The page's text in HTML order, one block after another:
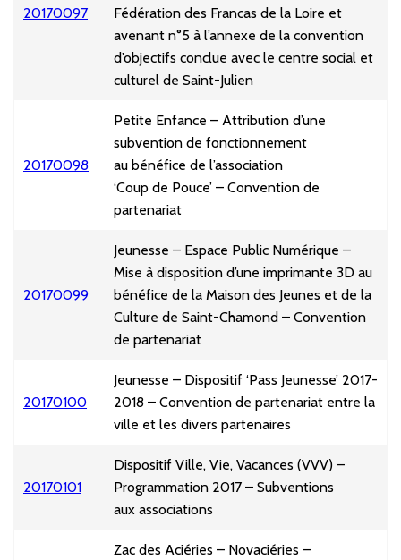
20170097
Fédération des Francas de la Loire et
avenant n°5 à l’annexe de la convention
d’objectifs conclue avec le centre social et
culturel de Saint-Julien
20170098
Petite Enfance – Attribution d’une
subvention de fonctionnement
au bénéfice de l’association
‘Coup de Pouce’ – Convention de
partenariat
20170099
Jeunesse – Espace Public Numérique –
Mise à disposition d’une imprimante 3D au
bénéfice de la Maison des Jeunes et de la
Culture de Saint-Chamond – Convention
de partenariat
20170100
Jeunesse – Dispositif ‘Pass Jeunesse’ 2017-
2018 – Convention de partenariat entre la
ville et les divers partenaires
20170101
Dispositif Ville, Vie, Vacances (VVV) –
Programmation 2017 – Subventions
aux associations
Zac des Aciéries – Novaciéries –